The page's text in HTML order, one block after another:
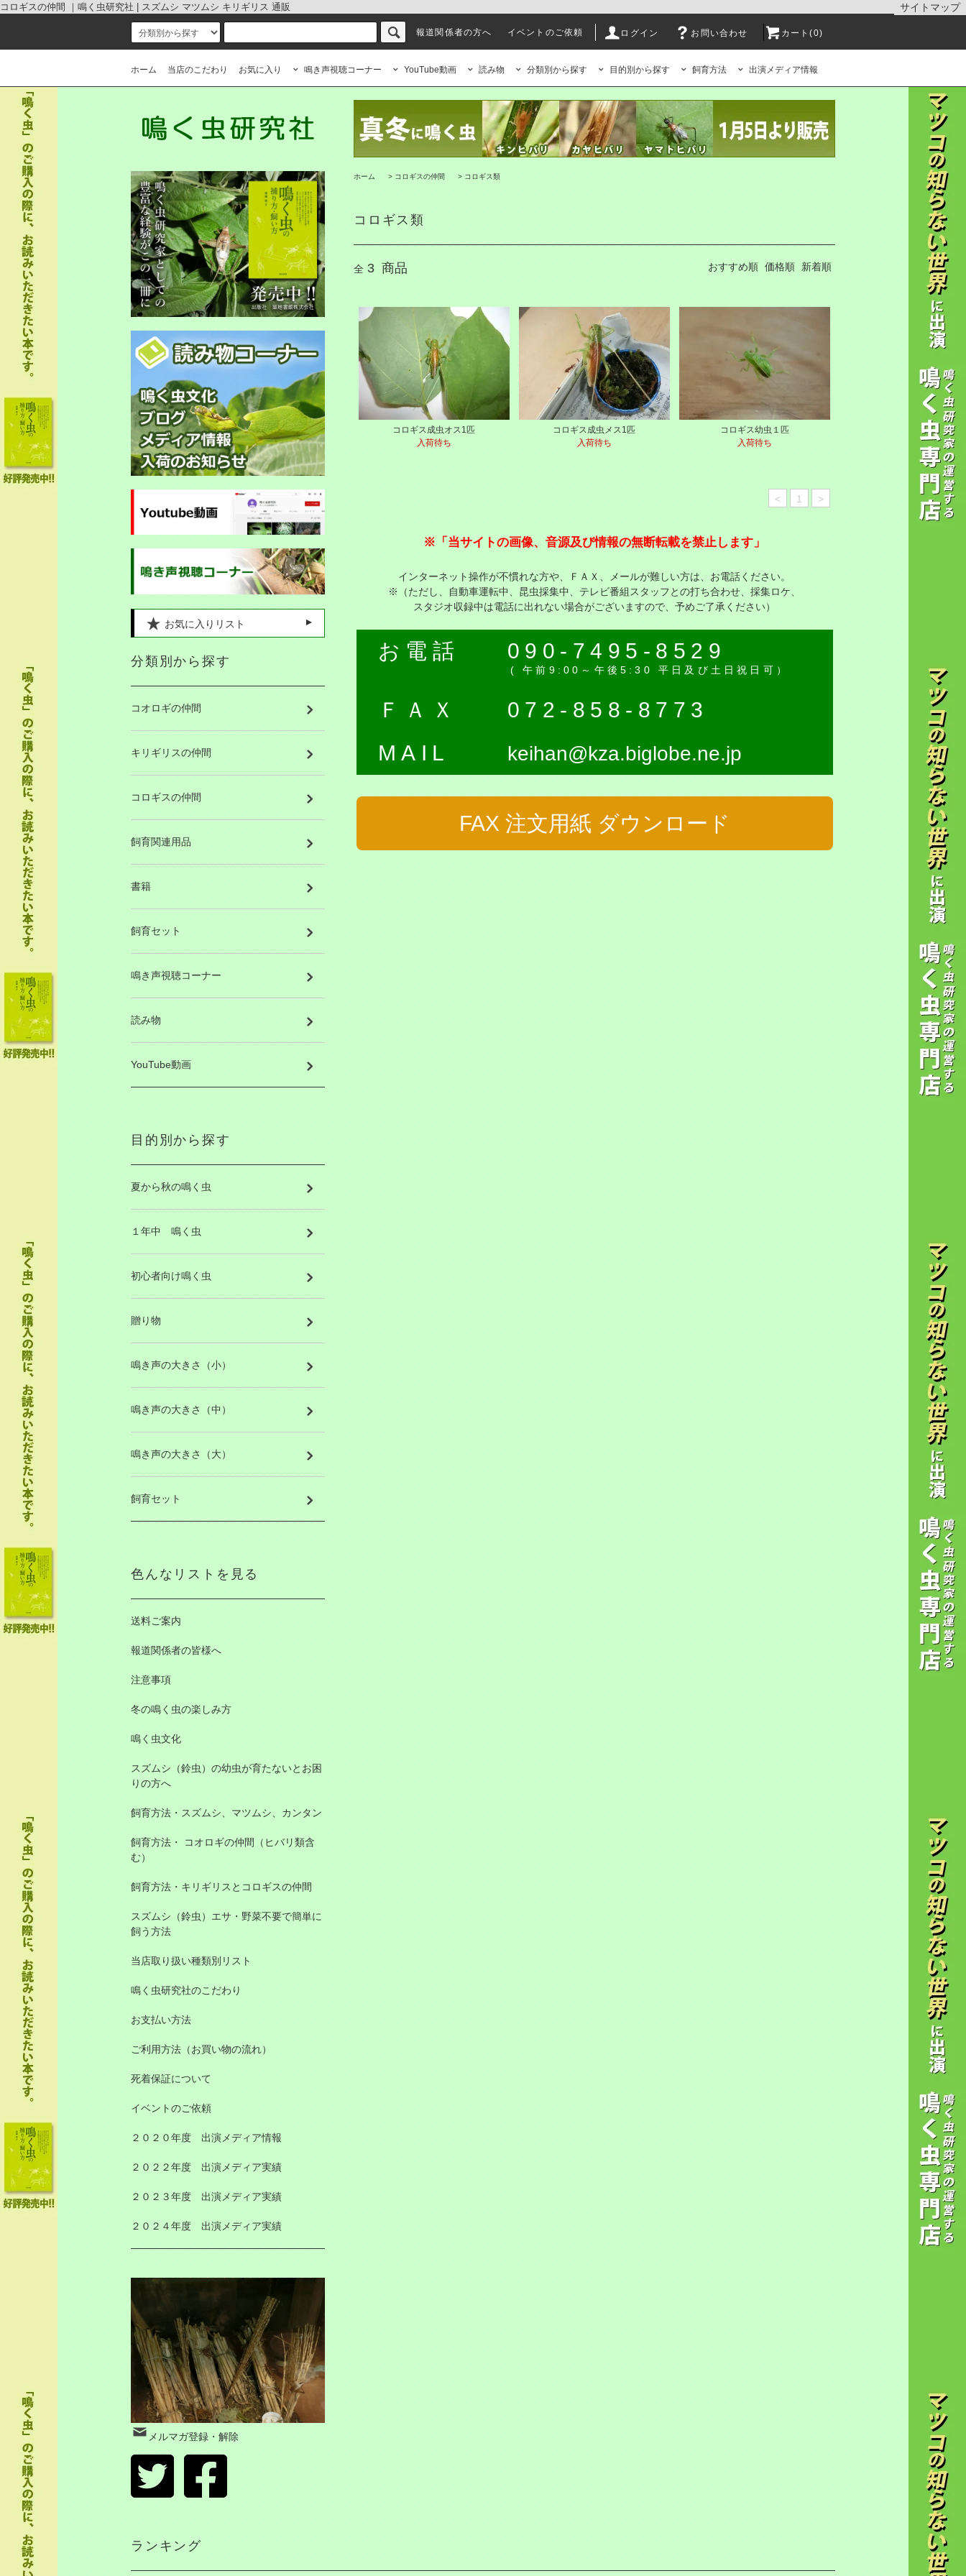
コロギスの仲間 ｜鳴く虫研究社 | スズムシ マツムシ キリギリス 通販 サイトマップ
ログイン お問い合わせ カート(0)
報道関係者の方へ イベントのご依頼
ホーム 当店のこだわり お気に入り 鳴き声視聴コーナー YouTube動画 読み物 分類別から探す 目的別から探す 飼育方法 出演メディア情報
ホーム > コロギスの仲間 > コロギス類
コロギス類
全 3 商品 おすすめ順 価格順 新着順
コロギス成虫オス1匹
入荷待ち
コロギス成虫メス1匹
入荷待ち
コロギス幼虫１匹
入荷待ち
< 1 >
※「当サイトの画像、音源及び情報の無断転載を禁止します」
インターネット操作が不慣れな方や、ＦＡＸ、メールが難しい方は、お電話ください。
※（ただし、自動車運転中、昆虫採集中、テレビ番組スタッフとの打ち合わせ、採集ロケ、
スタジオ収録中は電話に出れない場合がございますので、予めご了承ください）
お電話 090-7495-8529
( 午前9:00～午後5:30 平日及び土日祝日可）
ＦＡＸ
072-858-8773
MAIL
keihan@kza.biglobe.ne.jp
FAX 注文用紙 ダウンロード
お気に入りリスト
分類別から探す
コオロギの仲間
キリギリスの仲間
コロギスの仲間
飼育関連用品
書籍
飼育セット
鳴き声視聴コーナー
読み物
YouTube動画
目的別から探す
夏から秋の鳴く虫
１年中 鳴く虫
初心者向け鳴く虫
贈り物
鳴き声の大きさ（小）
鳴き声の大きさ（中）
鳴き声の大きさ（大）
飼育セット
色んなリストを見る
送料ご案内
報道関係者の皆様へ
注意事項
冬の鳴く虫の楽しみ方
鳴く虫文化
スズムシ（鈴虫）の幼虫が育たないとお困
りの方へ
飼育方法・スズムシ、マツムシ、カンタン
飼育方法・ コオロギの仲間（ヒバリ類含
む）
飼育方法・キリギリスとコロギスの仲間
スズムシ（鈴虫）エサ・野菜不要で簡単に
飼う方法
当店取り扱い種類別リスト
鳴く虫研究社のこだわり
お支払い方法
ご利用方法（お買い物の流れ）
死着保証について
イベントのご依頼
２０２０年度 出演メディア情報
２０２２年度 出演メディア実績
２０２３年度 出演メディア実績
２０２４年度 出演メディア実績
メルマガ登録・解除
ランキング